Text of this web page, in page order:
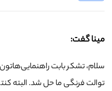
مینا گفت:
سلام، تشکر بابت
توالت فرنگی ما حل شد. البته